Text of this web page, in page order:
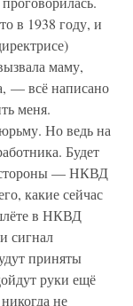
в 1938 году, и
маму,
— всё написано
меня.
Но ведь на
Будет
стороны — НКВД
какие сейчас
в НКВД
сигнал
приняты
руки ещё
не